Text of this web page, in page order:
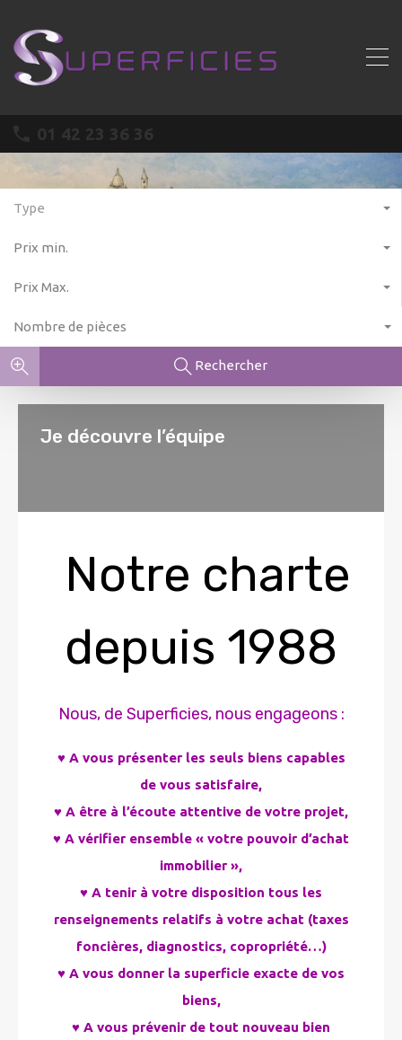
01 42 23 36 36
Type
Prix min.
Prix Max.
Nombre de pièces
Rechercher
Je découvre l’équipe
Notre charte
depuis 1988
Nous, de Superficies, nous engageons :
♥ A vous présenter les seuls biens capables
de vous satisfaire,
♥ A être à l’écoute attentive de votre projet,
♥ A vérifier ensemble « votre pouvoir d’achat
immobilier »,
♥ A tenir à votre disposition tous les
renseignements relatifs à votre achat (taxes
foncières, diagnostics, copropriété…)
♥ A vous donner la superficie exacte de vos
biens,
♥ A vous prévenir de tout nouveau bien